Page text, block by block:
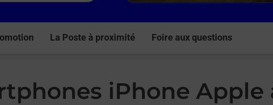
La Poste à proximité Foire aux questions
iPhone Apple